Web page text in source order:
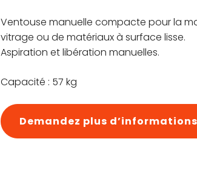
Ventouse manuelle compacte pour la
vitrage ou de matériaux à surface lisse.
Aspiration et libération manuelles.
Capacité : 57 kg
Demandez plus d’informations